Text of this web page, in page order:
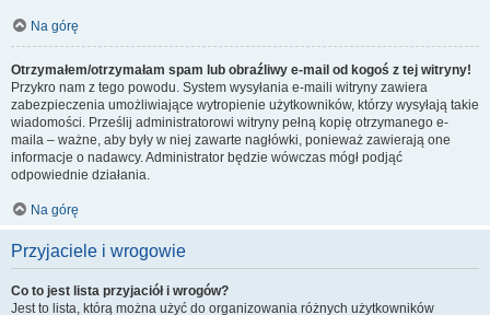
Na górę
Otrzymałem/otrzymałam spam lub obraźliwy e-mail od kogoś z tej witryny!
Przykro nam z tego powodu. System wysyłania e-maili witryny zawiera
zabezpieczenia umożliwiające wytropienie użytkowników, którzy wysyłają takie
wiadomości. Prześlij administratorowi witryny pełną kopię otrzymanego e-
maila – ważne, aby były w niej zawarte nagłówki, ponieważ zawierają one
informacje o nadawcy. Administrator będzie wówczas mógł podjąć
odpowiednie działania.
Na górę
Przyjaciele i wrogowie
Co to jest lista przyjaciół i wrogów?
Jest to lista, którą można użyć do organizowania różnych użytkowników